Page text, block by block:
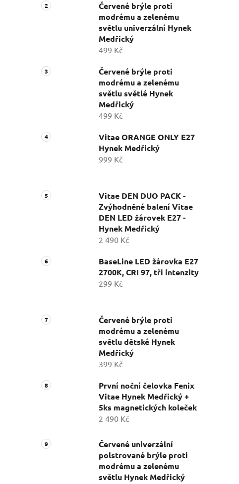
Červené brýle proti
modrému a zelenému
světlu univerzální Hynek
Medřický
499 Kč
Červené brýle proti
modrému a zelenému
světlu světlé Hynek
Medřický
499 Kč
Vitae ORANGE ONLY E27
Hynek Medřický
999 Kč
Vitae DEN DUO PACK -
Zvýhodněné balení Vitae
DEN LED žárovek E27 -
Hynek Medřický
2 490 Kč
BaseLine LED žárovka E27
2700K, CRI 97, tři intenzity
299 Kč
Červené brýle proti
modrému a zelenému
světlu dětské Hynek
Medřický
399 Kč
První noční čelovka Fenix
Vitae Hynek Medřický +
5ks magnetických koleček
2 490 Kč
Červené univerzální
polstrované brýle proti
modrému a zelenému
světlu Hynek Medřický